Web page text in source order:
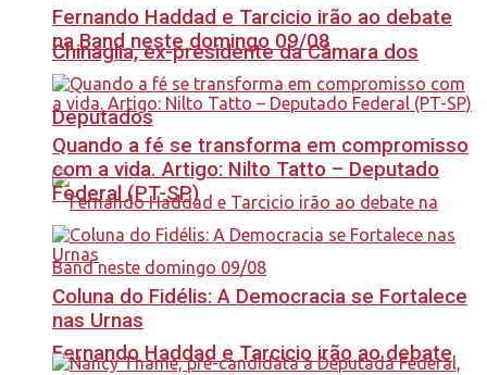
Chinaglia, ex-presidente da Câmara dos
Deputados
Fernando Haddad e Tarcicio irão ao debate
Fernando Haddad e Tarcicio irão ao debate
na Band neste domingo 09/08
Quando a fé se transforma em compromisso
com a vida. Artigo: Nilto Tatto – Deputado
Federal (PT-SP)
Coluna do Fidélis: A Democracia se Fortalece
nas Urnas